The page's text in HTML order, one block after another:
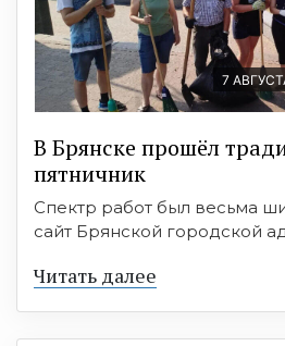
7
В Брянске прошёл
пятничник
Спектр работ был весьма
сайт Брянской городской
Читать далее